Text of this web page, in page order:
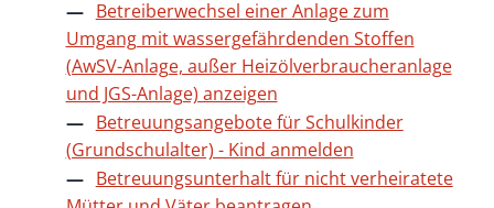
Betreiberwechsel einer Anlage zum
Umgang mit wassergefährdenden Stoffen
(AwSV-Anlage, außer Heizölverbraucheranlage
und JGS-Anlage) anzeigen
Betreuungsangebote für Schulkinder
(Grundschulalter) - Kind anmelden
Betreuungsunterhalt für nicht verheiratete